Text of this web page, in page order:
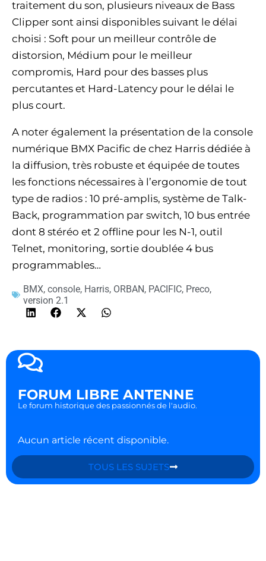
traitement du son, plusieurs niveaux de Bass
Clipper sont ainsi disponibles suivant le délai
choisi : Soft pour un meilleur contrôle de
distorsion, Médium pour le meilleur
compromis, Hard pour des basses plus
percutantes et Hard-Latency pour le délai le
plus court.
A noter également la présentation de la console
numérique BMX Pacific de chez Harris dédiée à
la diffusion, très robuste et équipée de toutes
les fonctions nécessaires à l’ergonomie de tout
type de radios : 10 pré-amplis, système de Talk-
Back, programmation par switch, 10 bus entrée
dont 8 stéréo et 2 offline pour les N-1, outil
Telnet, monitoring, sortie doublée 4 bus
programmables…
BMX, console, Harris, ORBAN, PACIFIC, Preco,
version 2.1
FORUM LIBRE ANTENNE
Le forum historique des passionnés de l'audio.
Aucun article récent disponible.
TOUS LES SUJETS